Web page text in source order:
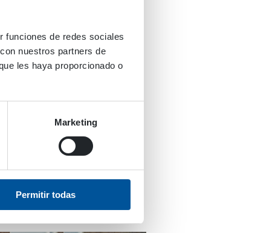
funciones de redes sociales
nuestros partners de
les haya proporcionado o
Marketing
Permitir todas
En los videos, puede
en una barredora
con supresión de
Especialmente en
de césped en la
con el sistema de